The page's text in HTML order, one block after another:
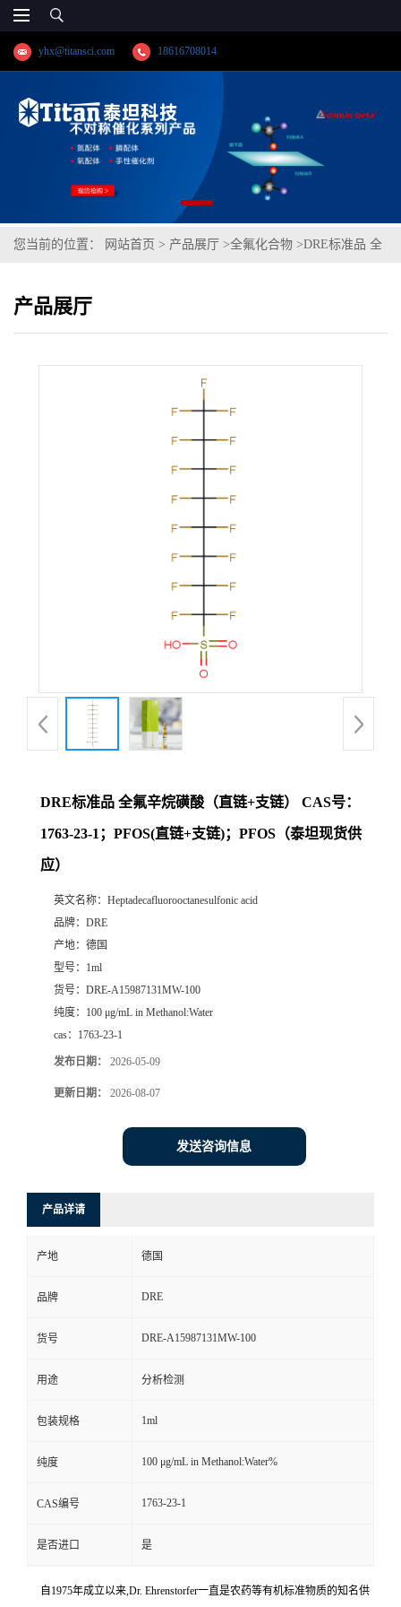
yhx@titansci.com 18616708014
您当前的位置： 网站首页 > 产品展厅 >全氟化合物 >DRE标准品 全
PFOS（泰坦现货供应）
产品展厅
DRE标准品 全氟辛烷磺酸（直链+支链） CAS号：
1763-23-1；PFOS(直链+支链)；PFOS（泰坦现货供
应）
英文名称： Heptadecafluorooctanesulfonic acid
品牌： DRE
产地： 德国
型号： 1ml
货号： DRE-A15987131MW-100
纯度： 100 μg/mL in Methanol:Water
cas： 1763-23-1
发布日期： 2026-05-09
更新日期： 2026-08-07
发送咨询信息
产品详请
产地 德国
品牌 DRE
货号 DRE-A15987131MW-100
用途 分析检测
包装规格 1ml
纯度 100 μg/mL in Methanol:Water%
CAS编号 1763-23-1
是否进口 是
自1975年成立以来,Dr. Ehrenstorfer一直是农药等有机标准物质的知名供